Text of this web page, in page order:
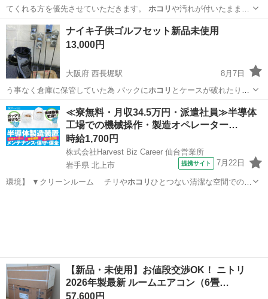
てくれる方を優先させていただきます。 ホコリ や汚れが付いたままで
すので掃除してから…
茨城 土浦市 土浦駅 照明器具
ナイキ子供ゴルフセット新品未使用
13,000円
大阪府 西長堀駅
8月7日
う事なく倉庫に保管していた為 バックに ホコリ とケースが破れたりし
ています。 ゴルフ…
大阪 大阪市 西長堀駅 ゴルフ ナイキ
≪寮無料・月収34.5万円・派遣社員≫半導体
工場での機械操作・製造オペレーター…
時給1,700円
株式会社Harvest Biz Career 仙台営業所
岩手県 北上市
提携サイト 7月22日
環境】 ▼クリーンルーム チリやホコリ ひとつない清潔な空間でのお
【新品・未使用】お値段交渉OK！ ニトリ
2026年製最新 ルームエアコン（6畳…
57,600円